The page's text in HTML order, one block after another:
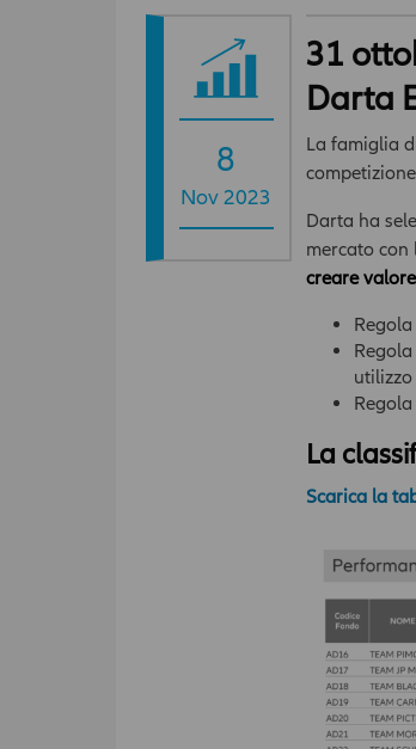
8
Nov 2023
31
Darta
La famiglia
Darta ha
mercato con
creare
La
Scarica la